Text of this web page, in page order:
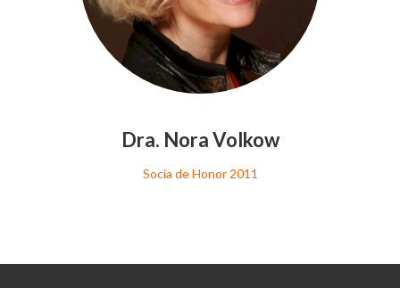
Dra. Nora Volkow
Socia de Honor 2011